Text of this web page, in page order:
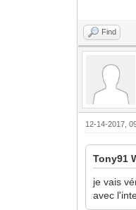
Find
12-14-2017,
Tony91
je vais
avec